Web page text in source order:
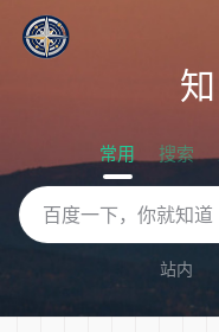
常用 搜索
站内